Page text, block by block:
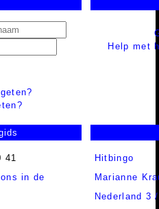
Help met
in de
Hitbingo
Marianne
Nederland 3